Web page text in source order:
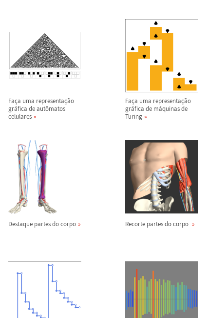
Faça uma representação
gráfica de autômatos
celulares
Faça uma representação
gráfica de máquinas de
Turing
Destaque partes do corpo Recorte partes do corpo